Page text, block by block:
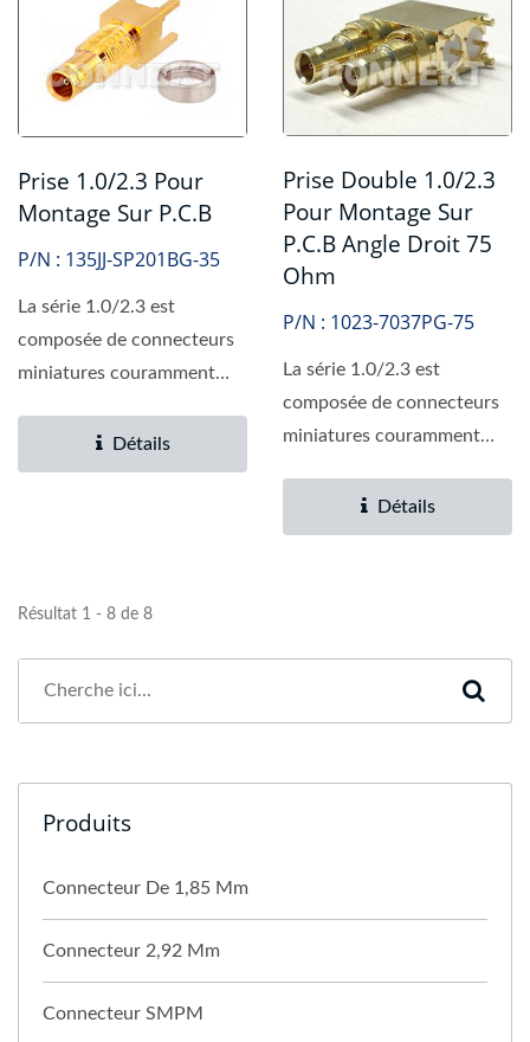
Prise 1.0/2.3 Pour
Montage Sur P.C.B
P/N : 135JJ-SP201BG-35
La série 1.0/2.3 est
composée de connecteurs
miniatures couramment
communication...
Détails
Prise Double 1.0/2.3
Pour Montage Sur
P.C.B Angle Droit 75
Ohm
P/N : 1023-7037PG-75
La série 1.0/2.3 est
composée de connecteurs
miniatures couramment
communication...
Détails
Résultat 1 - 8 de 8
Produits
Connecteur De 1,85 Mm
Connecteur 2,92 Mm
Connecteur SMPM